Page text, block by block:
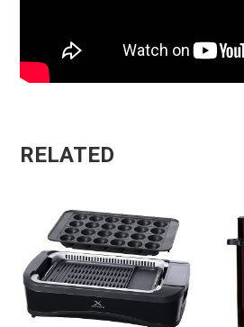
RELATED